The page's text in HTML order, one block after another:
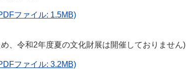
ファイル: 1.5MB)
、令和2年度夏の文化財展は開催しておりません)
ファイル: 3.2MB)